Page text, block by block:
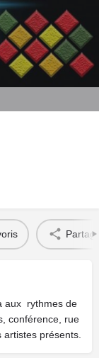
aux rythmes de
conférence, rue
présents.